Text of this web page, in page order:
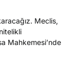
Meclis,
Mahkemesi’nde